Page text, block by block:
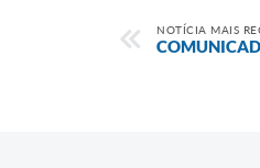
NOTÍCIA MAIS